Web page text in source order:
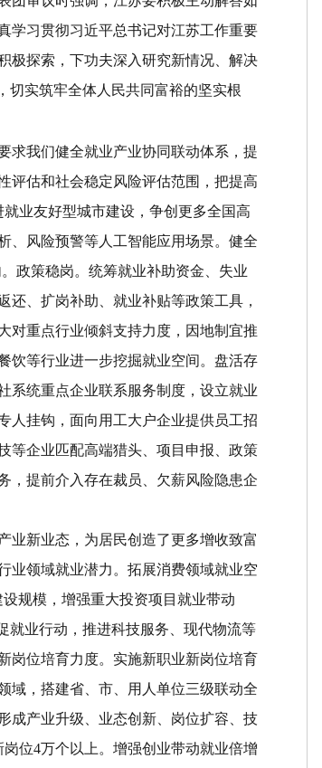
学习贯彻习近平总书记对江苏工作重要
极探索，下功夫深入研究新情况、解决
切实筑牢全体人民共同富裕的坚实根
求我们健全就业产业协同联动体系，提
评估和社会稳定风险评估范围，把提高
业友好型城市建设，争创更多全国高
、风险预警等人工智能应用场景。健全
政策稳岗。 统筹就业补助资金、失业
、扩岗补助、就业补贴等政策工具，
对重点行业倾斜支持力度，因地制宜推
饮等行业进一步挖掘就业空间。盘活存
系统重点企业联系服务制度，设立就业
人挂钩，面向用工大户企业提供员工招
等企业匹配高端猎头、项目申报、政策
，提前介入存在裁员、欠薪风险隐患企
业新业态，为居民创造了更多增收致富
业领域就业潜力。 拓展消费领域就业空
规模，增强重大投资项目就业带动
就业行动，推进科技服务、现代物流等
岗位培育力度。 实施新职业新岗位培育
域，搭建省、市、用人单位三级联动全
成产业升级、业态创新、岗位扩容、技
岗位4万个以上。 增强创业带动就业倍增